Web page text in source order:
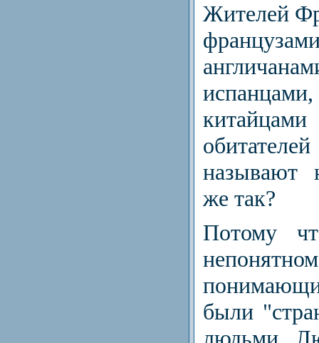
Жителей
называют
же так?
Потому
были